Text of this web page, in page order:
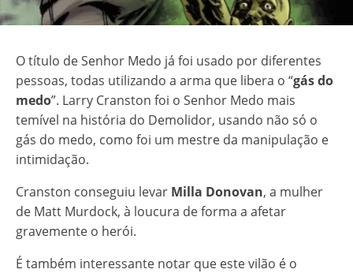
O título de Senhor Medo já foi usado por diferentes
pessoas, todas utilizando a arma que libera o “gás do
medo”. Larry Cranston foi o Senhor Medo mais
temível na história do Demolidor, usando não só o
gás do medo, como foi um mestre da manipulação e
intimidação.
Cranston conseguiu levar Milla Donovan, a mulher
de Matt Murdock, à loucura de forma a afetar
gravemente o herói.
É também interessante notar que este vilão é o